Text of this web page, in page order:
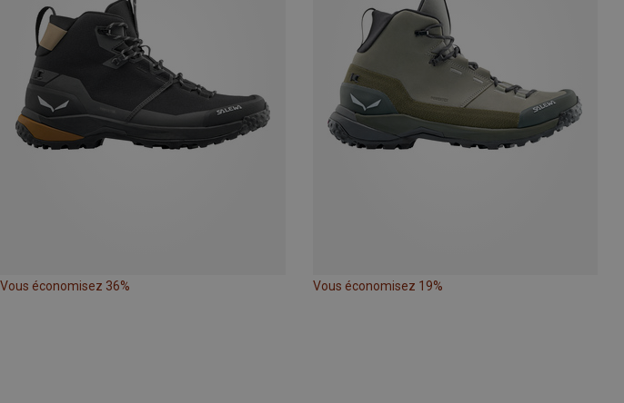
Vous économisez 36% Vous économisez 19%